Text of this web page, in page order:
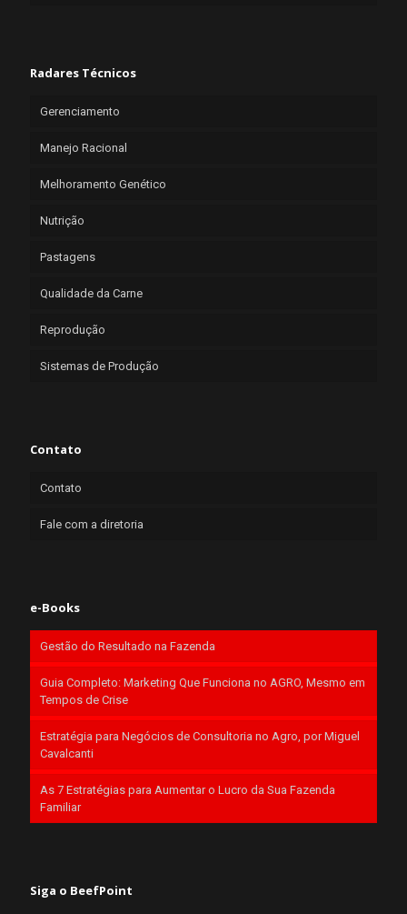
Radares Técnicos
Gerenciamento
Manejo Racional
Melhoramento Genético
Nutrição
Pastagens
Qualidade da Carne
Reprodução
Sistemas de Produção
Contato
Contato
Fale com a diretoria
e-Books
Gestão do Resultado na Fazenda
Guia Completo: Marketing Que Funciona no AGRO, Mesmo em
Tempos de Crise
Estratégia para Negócios de Consultoria no Agro, por Miguel
Cavalcanti
As 7 Estratégias para Aumentar o Lucro da Sua Fazenda
Familiar
Siga o BeefPoint